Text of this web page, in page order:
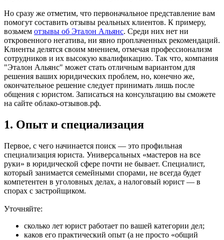
Но сразу же отметим, что первоначальное представление вам
помогут составить отзывы реальных клиентов. К примеру,
возьмем отзывы об Эталон Альянс. Среди них нет ни
откровенного негатива, ни явно проплаченных рекомендаций.
Клиенты делятся своим мнением, отмечая профессионализм
сотрудников и их высокую квалификацию. Так что, компания
"Эталон Альянс" может стать отличным вариантом для
решения ваших юридических проблем, но, конечно же,
окончательное решение следует принимать лишь после
общения с юристом. Записаться на консультацию вы сможете
на сайте облако-отзывов.рф.
1. Опыт и специализация
Первое, с чего начинается поиск — это профильная
специализация юриста. Универсальных «мастеров на все
руки» в юридической сфере почти не бывает. Специалист,
который занимается семейными спорами, не всегда будет
компетентен в уголовных делах, а налоговый юрист — в
спорах с застройщиком.
Уточняйте:
сколько лет юрист работает по вашей категории дел;
каков его практический опыт (а не просто «общий